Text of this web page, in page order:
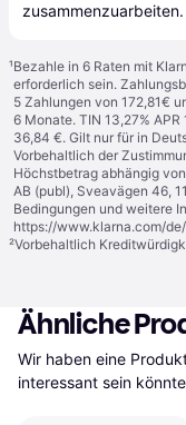
zusammenzuarbeiten.
¹Bezahle in 6 Raten mit
erforderlich sein.
5 Zahlungen von 172,81€
6 Monate. TIN 13,27%
36,84 €. Gilt nur für in
Vorbehaltlich der
Höchstbetrag abhängig
AB (publ), Sveavägen 46,
Bedingungen und weitere
https://www.klarna.com/
²Vorbehaltlich
Ähnliche
Wir haben eine
interessant sein